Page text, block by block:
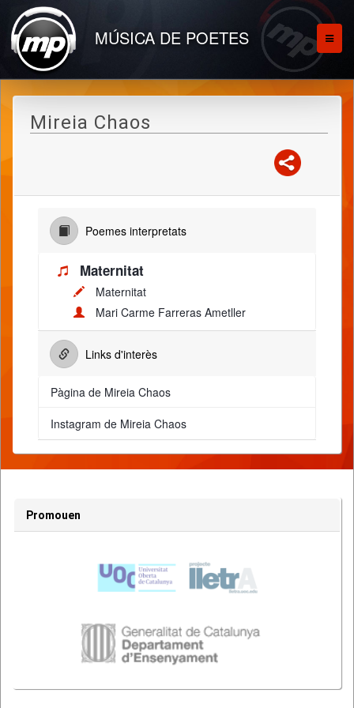
MÚSICA DE POETES
Mireia Chaos
Poemes interpretats
Maternitat
Maternitat
Mari Carme Farreras Ametller
Links d'interès
Pàgina de Mireia Chaos
Instagram de Mireia Chaos
Promouen